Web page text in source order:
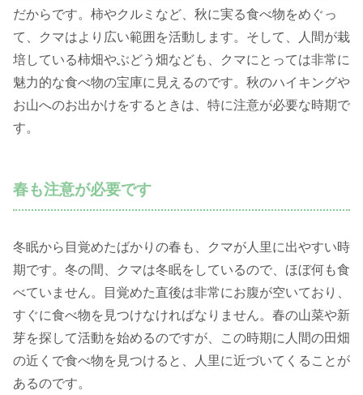
だからです。柿やクルミなど、秋に実る食べ物をめぐっ
て、クマはより広い範囲を活動します。そして、人間が栽
培している柿畑やぶどう畑なども、クマにとっては非常に
魅力的な食べ物の宝庫に見えるのです。秋のハイキングや
お山へのお出かけをするときは、特に注意が必要な時期で
す。
春も注意が必要です
冬眠から目覚めたばかりの春も、クマが人里に出やすい時
期です。冬の間、クマは冬眠をしているので、ほぼ何も食
べていません。目覚めた直後は非常にお腹が空いており、
すぐに食べ物を見つけなければなりません。春の山菜や新
芽を探して活動を始めるのですが、この時期に人間の田畑
の近くで食べ物を見つけると、人里に近づいてくることが
あるのです。